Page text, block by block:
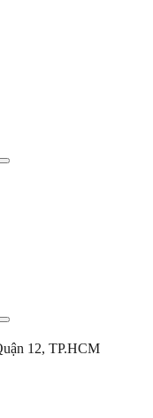
12, TP.HCM